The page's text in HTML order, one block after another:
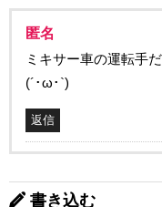
匿名
ミキサー車の運転手
(´･ω･`)
返信
書き込む